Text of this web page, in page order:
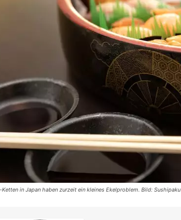
Ketten in Japan haben zurzeit ein kleines Ekelproblem. Bild: Sushipaku